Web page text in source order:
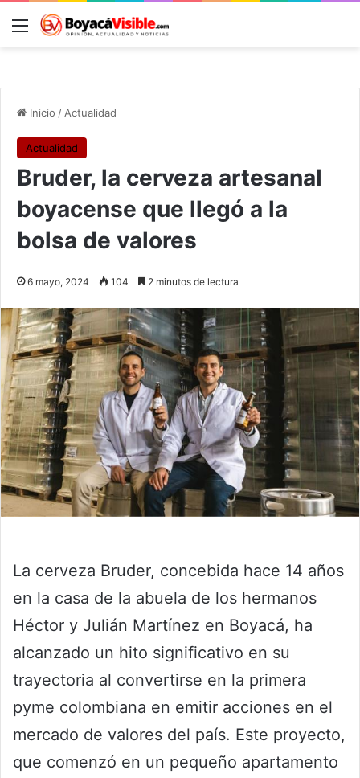
Menú
Inicio / Actualidad
Actualidad
Bruder, la cerveza artesanal
boyacense que llegó a la
bolsa de valores
6 mayo, 2024 104 2 minutos de lectura
La cerveza Bruder, concebida hace 14 años
en la casa de la abuela de los hermanos
Héctor y Julián Martínez en Boyacá, ha
alcanzado un hito significativo en su
trayectoria al convertirse en la primera
pyme colombiana en emitir acciones en el
mercado de valores del país. Este proyecto,
que comenzó en un pequeño apartamento